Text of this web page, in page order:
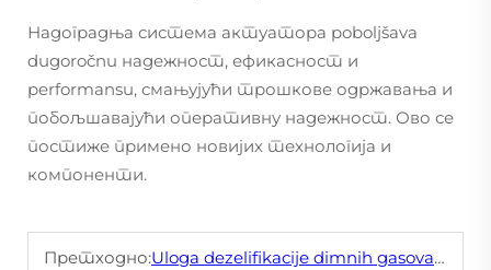
Надоградња система актуатора poboljšava
dugoročnu надежност, ефикасност и
performansu, смањујући трошкове одржавања и
побољшавајући оперативну надежност. Ово се
постиже примено новијих технологија и
компоненти.
Претходно:Uloga dezelifikacije dimnih gasova u energetskoj tranziciji